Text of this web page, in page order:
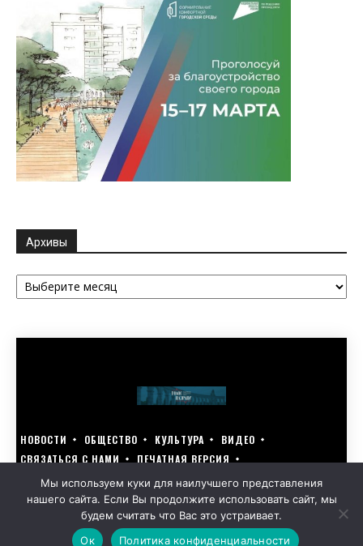
Архивы
Архивы
НОВОСТИ ОБЩЕСТВО КУЛЬТУРА
ВИДЕО
СВЯЗАТЬСЯ С НАМИ
ПЕЧАТНАЯ ВЕРСИЯ
ГОЛОСУЙ ЗА БЛАГОУСТРОЙСТВО СВОЕГО ГОРОДА 15–17 МАРТА
GOLOS-NAZRANI.RU ВСЕ ПРАВА ЗАЩИЩЕНЫ | РАЗРАБОТАНО KARTOEV.RU
ПОЛИТИКА ОБРАБОТКИ ПЕРСОНАЛЬНЫХ ДАННЫХ
Мы используем куки для наилучшего представления
нашего сайта. Если Вы продолжите использовать сайт, мы
будем считать что Вас это устраивает.
Ок
Политика конфиденциальности